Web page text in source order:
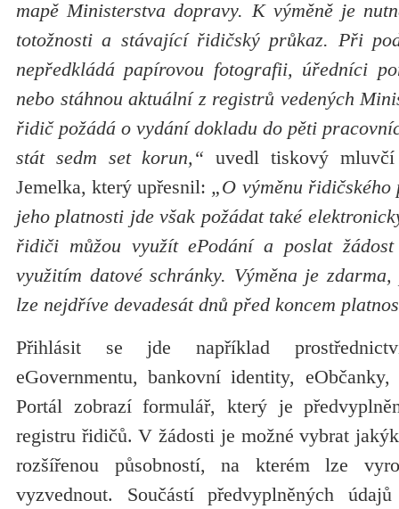
mapě Ministerstva dopravy. K výměně je
totožnosti a stávající řidičský průkaz. Při
nepředkládá papírovou fotografii, úředníci
nebo stáhnou aktuální z registrů vedených
řidič požádá o vydání dokladu do pěti
stát sedm set korun,“ uvedl tiskový mluvčí
Jemelka, který upřesnil: „O výměnu
jeho platnosti jde však požádat také
řidiči můžou využít ePodání a poslat
využitím datové schránky. Výměna je
lze nejdříve devadesát dnů před koncem
Přihlásit se jde například
eGovernmentu, bankovní identity,
Portál zobrazí formulář, který je
registru řidičů. V žádosti je možné vybrat
rozšířenou působností, na kterém lze
vyzvednout. Součástí předvyplněných